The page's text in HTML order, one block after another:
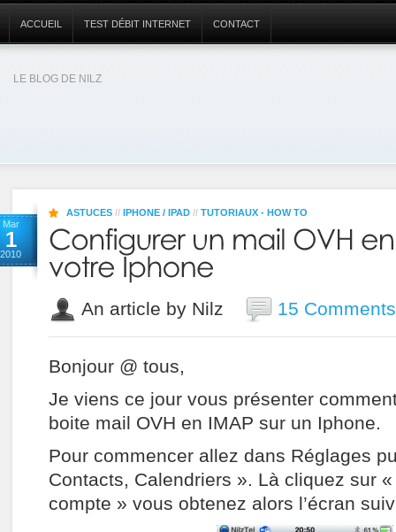
LE BLOG DE NILZ
ACCUEIL TEST DÉBIT INTERNET CONTACT
Mar
1
2010
ASTUCES // IPHONE / IPAD // TUTORIAUX - HOW TO
An article by Nilz 15 Comments
Bonjour @ tous,
Je viens ce jour vous présenter
boite mail OVH en IMAP sur un Iphone.
Pour commencer allez dans Réglages
Contacts, Calendriers ». Là cliquez sur
compte » vous obtenez alors l’écran